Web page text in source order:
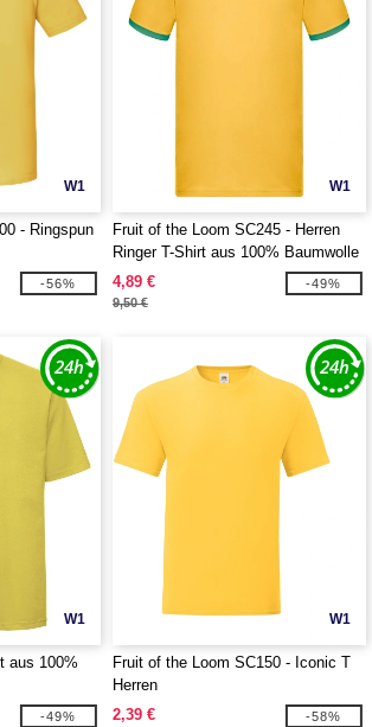
W1
- Ringspun
-56%
W1
Fruit of the Loom SC245 - Herren
Ringer T-Shirt aus 100% Baumwolle
4,89 €
9,50 €
-49%
W1
aus 100%
-49%
W1
Fruit of the Loom SC150 - Iconic T
Herren
2,39 €
-58%